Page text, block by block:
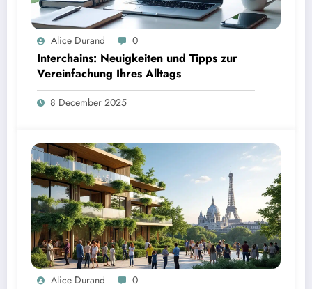
Alice Durand 0
Interchains: Neuigkeiten und Tipps zur
Vereinfachung Ihres Alltags
8 December 2025
Alice Durand 0